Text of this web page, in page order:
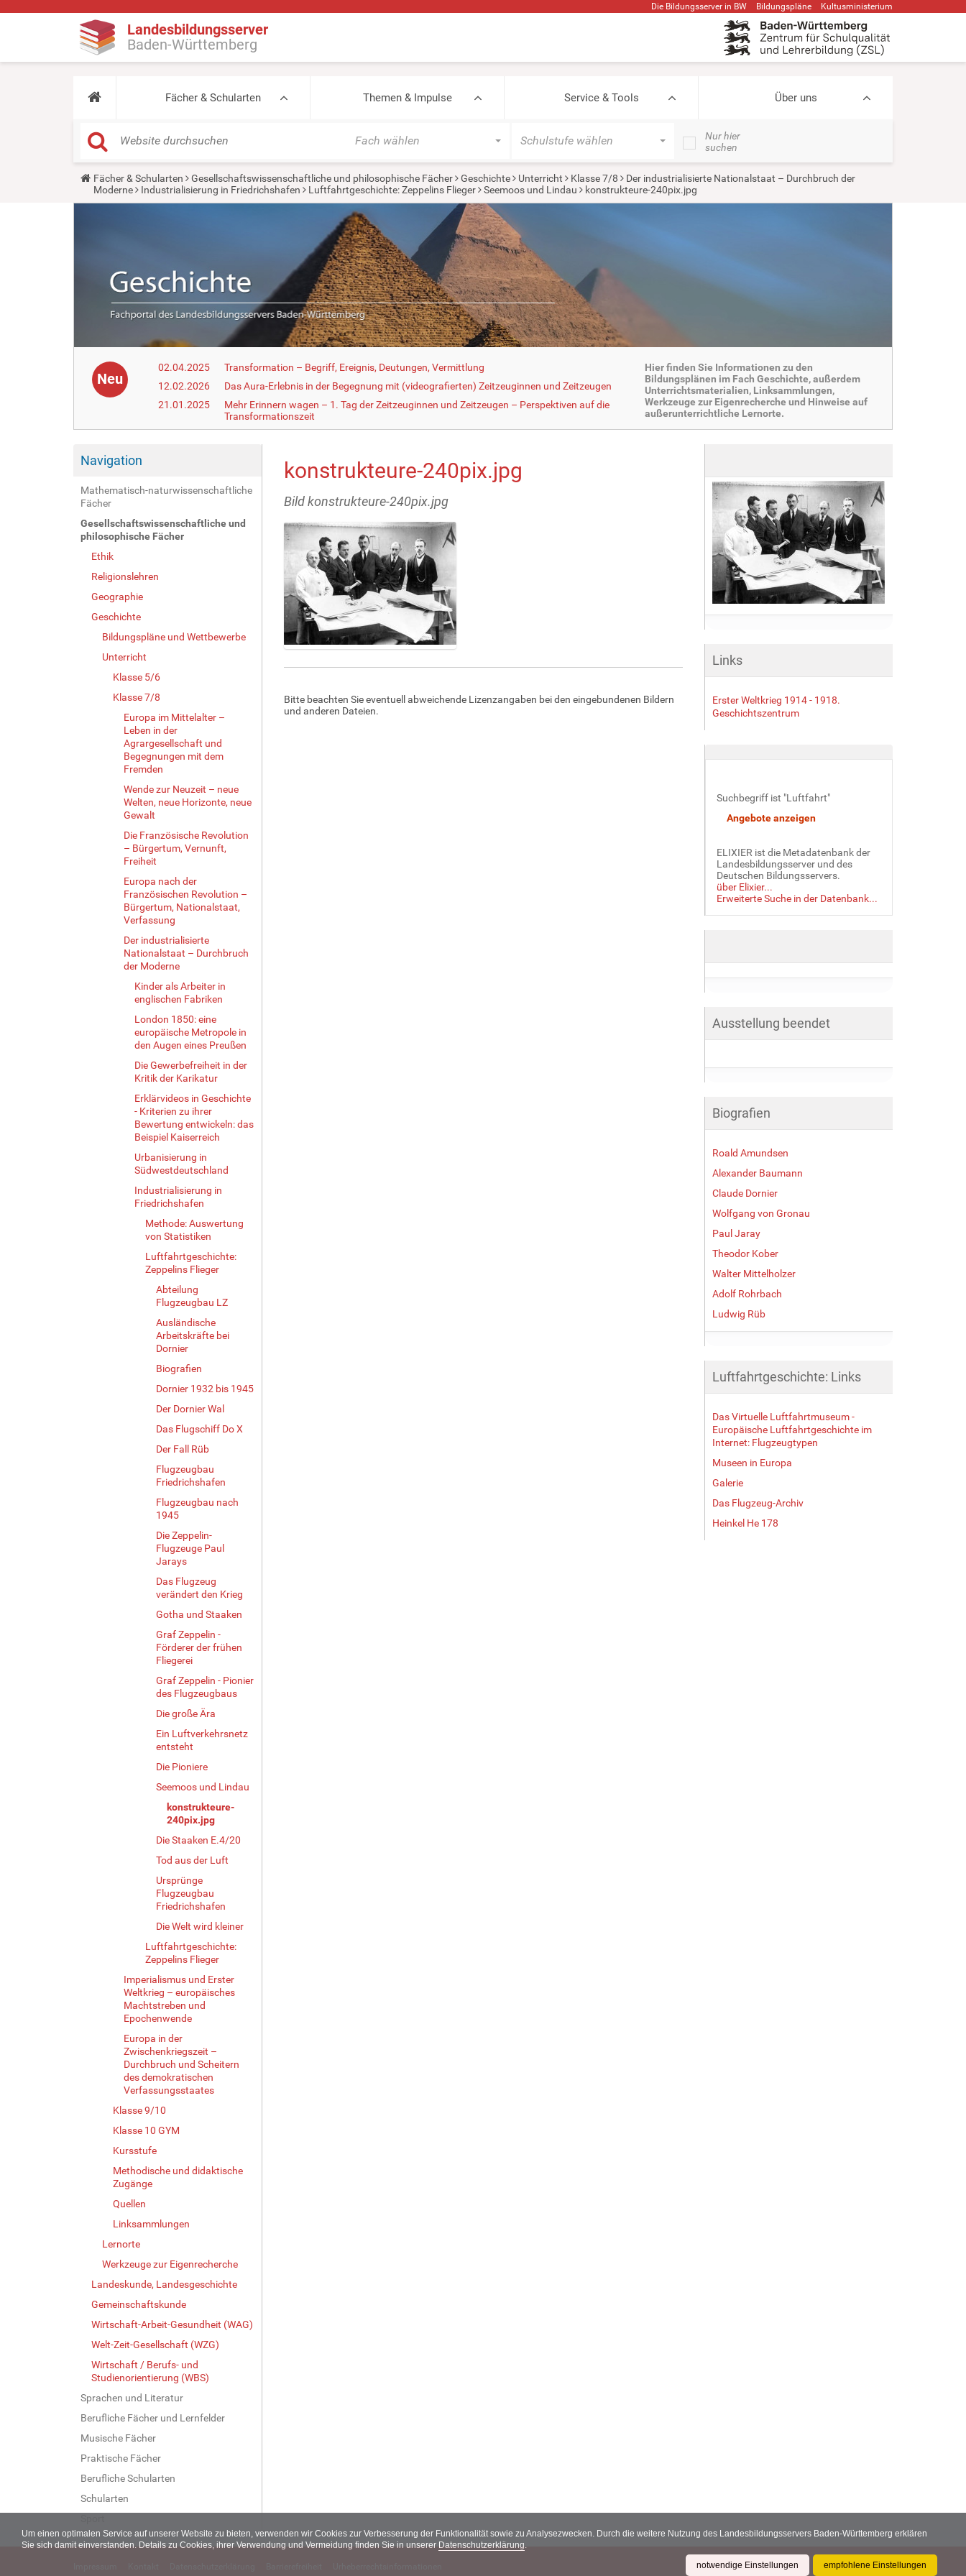
Um einen optimalen Service auf unserer Website zu bieten, verwenden wir Cookies zur Verbesserung der Funktionalität sowie zu Analysezwecken. Durch die weitere Nutzung des Landesbildungsservers Baden-Württemberg erklären
Sie sich damit einverstanden. Details zu Cookies, ihrer Verwendung und Vermeidung finden Sie in unserer Datenschutzerklärung.
notwendige Einstellungen
empfohlene Einstellungen
Die Bildungsserver in BW Bildungspläne Kultusministerium
Landesbildungsserver
Baden-Württemberg
Fächer & Schularten Themen & Impulse Service & Tools Über uns
Fach wählen Schulstufe wählen
Nur hier
suchen
Y
u
Fächer & Schularten Gesellschaftswissenschaftliche und philosophische Fächer Geschichte Unterricht Klasse 7/8
Der industrialisierte Nationalstaat – Durchbruch der
Moderne
Industrialisierung in Friedrichshafen Luftfahrtgeschichte: Zeppelins Flieger Seemoos und Lindau konstrukteure-240pix.jpg
Neu
02.04.2025
Transformation – Begriff, Ereignis, Deutungen, Vermittlung
12.02.2026
Das Aura-Erlebnis in der Begegnung mit (videografierten) Zeitzeuginnen und Zeitzeugen
21.01.2025
Mehr Erinnern wagen – 1. Tag der Zeitzeuginnen und Zeitzeugen – Perspektiven auf die
Transformationszeit
Hier finden Sie Informationen zu den
Bildungsplänen im Fach Geschichte, außerdem
Unterrichtsmaterialien, Linksammlungen,
Werkzeuge zur Eigenrecherche und Hinweise auf
außerunterrichtliche Lernorte.
Navigation
Mathematisch-naturwissenschaftliche
Fächer
Gesellschaftswissenschaftliche und
philosophische Fächer
Ethik
Religionslehren
Geographie
Geschichte
Bildungspläne und Wettbewerbe
Unterricht
Klasse 5/6
Klasse 7/8
Europa im Mittelalter –
Leben in der
Agrargesellschaft und
Begegnungen mit dem
Fremden
Wende zur Neuzeit – neue
Welten, neue Horizonte, neue
Gewalt
Die Französische Revolution
– Bürgertum, Vernunft,
Freiheit
Europa nach der
Französischen Revolution –
Bürgertum, Nationalstaat,
Verfassung
Der industrialisierte
Nationalstaat – Durchbruch
der Moderne
Kinder als Arbeiter in
englischen Fabriken
London 1850: eine
europäische Metropole in
den Augen eines Preußen
Die Gewerbefreiheit in der
Kritik der Karikatur
Erklärvideos in Geschichte
- Kriterien zu ihrer
Bewertung entwickeln: das
Beispiel Kaiserreich
Urbanisierung in
Südwestdeutschland
Industrialisierung in
Friedrichshafen
Methode: Auswertung
von Statistiken
Luftfahrtgeschichte:
Zeppelins Flieger
Abteilung
Flugzeugbau LZ
Ausländische
Arbeitskräfte bei
Dornier
Biografien
Dornier 1932 bis 1945
Der Dornier Wal
Das Flugschiff Do X
Der Fall Rüb
Flugzeugbau
Friedrichshafen
Flugzeugbau nach
1945
Die Zeppelin-
Flugzeuge Paul
Jarays
Das Flugzeug
verändert den Krieg
Gotha und Staaken
Graf Zeppelin -
Förderer der frühen
Fliegerei
Graf Zeppelin - Pionier
des Flugzeugbaus
Die große Ära
Ein Luftverkehrsnetz
entsteht
Die Pioniere
Seemoos und Lindau
konstrukteure-
240pix.jpg
Die Staaken E.4/20
Tod aus der Luft
Ursprünge
Flugzeugbau
Friedrichshafen
Die Welt wird kleiner
Luftfahrtgeschichte:
Zeppelins Flieger
Imperialismus und Erster
Weltkrieg – europäisches
Machtstreben und
Epochenwende
Europa in der
Zwischenkriegszeit –
Durchbruch und Scheitern
des demokratischen
Verfassungsstaates
Klasse 9/10
Klasse 10 GYM
Kursstufe
Methodische und didaktische
Zugänge
Quellen
Linksammlungen
Lernorte
Werkzeuge zur Eigenrecherche
Landeskunde, Landesgeschichte
Gemeinschaftskunde
Wirtschaft-Arbeit-Gesundheit (WAG)
Welt-Zeit-Gesellschaft (WZG)
Wirtschaft / Berufs- und
Studienorientierung (WBS)
Sprachen und Literatur
Berufliche Fächer und Lernfelder
Musische Fächer
Praktische Fächer
Berufliche Schularten
Schularten
konstrukteure-240pix.jpg
Bild konstrukteure-240pix.jpg
e
g
e
Bitte beachten Sie eventuell abweichende Lizenzangaben bei den eingebundenen Bildern
und anderen Dateien.
Links
Erster Weltkrieg 1914 - 1918.
Geschichtszentrum
Suchbegriff ist "Luftfahrt"
ELIXIER ist die Metadatenbank der
Landesbildungsserver und des
Deutschen Bildungsservers.
über Elixier...
Erweiterte Suche in der Datenbank...
Ausstellung beendet
Biografien
Roald Amundsen
Alexander Baumann
Claude Dornier
Wolfgang von Gronau
Paul Jaray
Theodor Kober
Walter Mittelholzer
Adolf Rohrbach
Ludwig Rüb
Luftfahrtgeschichte: Links
Das Virtuelle Luftfahrtmuseum -
Europäische Luftfahrtgeschichte im
Internet: Flugzeugtypen
Museen in Europa
Galerie
Das Flugzeug-Archiv
Heinkel He 178